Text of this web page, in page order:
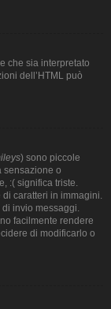
che sia interpretato
dell’HTML può
) sono piccole
sensazione o
:( significa triste.
di caratteri in immagini.
invio messaggi.
facilmente rendere
di modificarlo o